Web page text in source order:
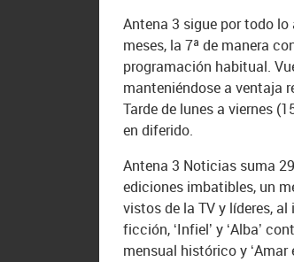
Antena 3 sigue por todo
meses, la 7ª de manera
programación habitual.
manteniéndose a ventaja
Tarde de lunes a viernes
en diferido.
Antena 3 Noticias suma
ediciones imbatibles, un
vistos de la TV y líderes, al
ficción, ‘Infiel’ y ‘Alba’
mensual histórico y